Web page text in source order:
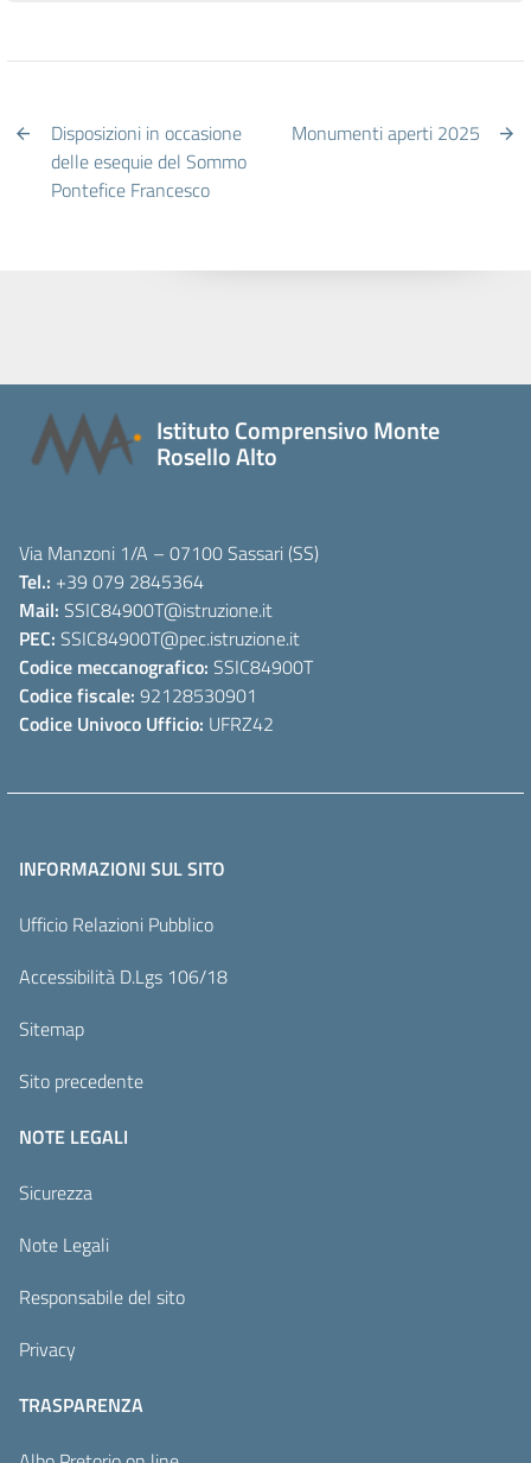
Disposizioni in occasione
delle esequie del Sommo
Pontefice Francesco
Monumenti aperti 2025
Istituto Comprensivo Monte
Rosello Alto
Via Manzoni 1/A – 07100 Sassari (SS)
Tel.: +39 079 2845364
Mail: SSIC84900T@istruzione.it
PEC: SSIC84900T@pec.istruzione.it
Codice meccanografico: SSIC84900T
Codice fiscale: 92128530901
Codice Univoco Ufficio: UFRZ42
INFORMAZIONI SUL SITO
Ufficio Relazioni Pubblico
Accessibilità D.Lgs 106/18
Sitemap
Sito precedente
NOTE LEGALI
Sicurezza
Note Legali
Responsabile del sito
Privacy
TRASPARENZA